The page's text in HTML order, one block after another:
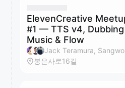
ElevenCreative
#1 — TTS v4,
Music & Flow
봉은사로16길